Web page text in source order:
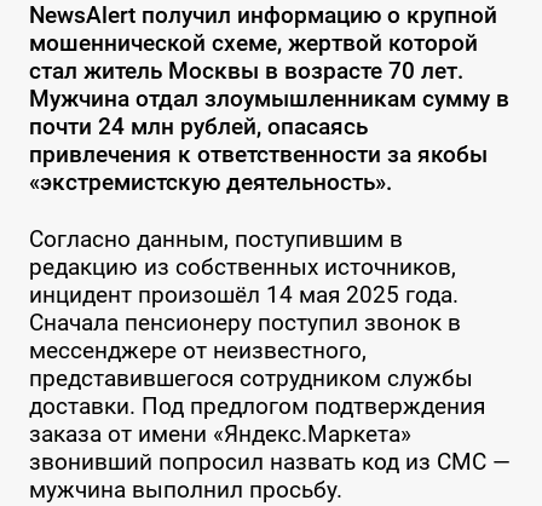
NewsAlert получил информацию о крупной
мошеннической схеме, жертвой которой
стал житель Москвы в возрасте 70 лет.
Мужчина отдал злоумышленникам сумму в
почти 24 млн рублей, опасаясь
привлечения к ответственности за якобы
«экстремистскую деятельность».
Согласно данным, поступившим в
редакцию из собственных источников,
инцидент произошёл 14 мая 2025 года.
Сначала пенсионеру поступил звонок в
мессенджере от неизвестного,
представившегося сотрудником службы
доставки. Под предлогом подтверждения
заказа от имени «Яндекс.Маркета»
звонивший попросил назвать код из СМС —
мужчина выполнил просьбу.